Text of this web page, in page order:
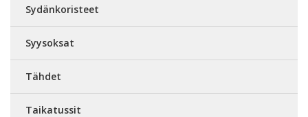
Sydänkoristeet
Syysoksat
Tähdet
Taikatussit